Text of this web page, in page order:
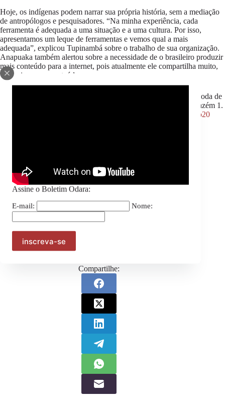
Assine o Boletim Odara:
E-mail: Nome:
Hoje, os indígenas podem narrar sua própria história, sem a mediação
de antropólogos e pesquisadores. “Na minha experiência, cada
ferramenta é adequada a uma situação e a uma cultura. Por isso,
apresentamos um leque de ferramentas e vemos qual a mais
adequada”, explicou Tupinambá sobre o trabalho de sua organização.
Anapuaka também alertou sobre a necessidade de o brasileiro produzir
mais conteúdo para a internet, pois atualmente ele compartilha muito,
mas cria pouco conteúdo novo.
A programação da Seppir continua hoje no Píer Mauá, com a Roda de
Conversa “Ancestralidade Africana no Brasil”, às 11h, no Armazém 1.
http://www.seppir.gov.br/rio20
Assine o Boletim Odara:
Nome:
Compartilhe: